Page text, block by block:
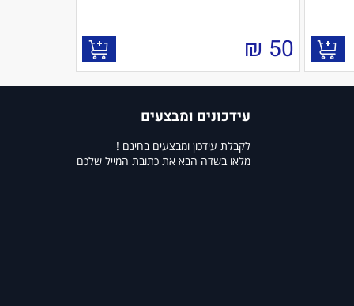
50
₪
עידכונים ומבצעים
לקבלת עידכון ומבצעים בחינם !
מלאו בשדה הבא את כתובת המייל שלכם